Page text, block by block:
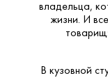
владельца,
жизни. И
В кузовной